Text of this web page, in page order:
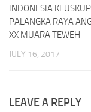
INDONESIA
PALANGKA RAYA
XX MUARA TEWEH
JULY 16, 2017
LEAVE A REPLY